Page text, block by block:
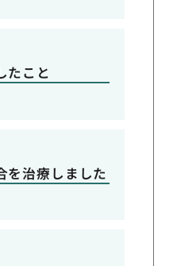
たこと
を治療しました